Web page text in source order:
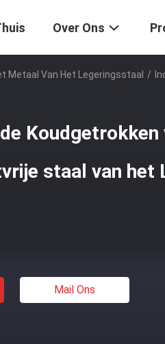
Over Ons
Metaal Van Het Legeringsstaal /
Koudgetrokken
staal van het
Mail Ons